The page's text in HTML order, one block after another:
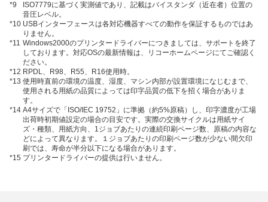
*9
ISO7779に基づく実測値であり、記載はバイスタンダ（近在者）位置の
音圧レベル。
*10 USBインターフェースは各対応機器すべての動作を保証するものではあ
りません。
*11 Windows2000のプリンタードライバーにつきましては、サポートを終了
しております。対応OSの最新情報は、リコーホームページにてご確認く
ださい。
*12 RPDL、R98、R55、R16使用時。
*13 使用時直前の環境の温度、湿度、マシン内部が設置環境になじむまで、
使用される用紙の品質によっては印字品質の低下を招く場合がありま
す。
*14 A4サイズで「ISO/IEC 19752」に準拠（約5%原稿）し、印字濃度が工場
出荷時初期値設定の場合の目安です。実際の交換サイクルは用紙サイ
ズ・種類、用紙方向、1ジョブあたりの連続印刷ページ数、原稿の内容な
どによって異なります。１ジョブあたりの印刷ページ数が少ない間欠印
刷では、寿命が半分以下になる場合があります。
*15 プリンタードライバーの提供は行いません。